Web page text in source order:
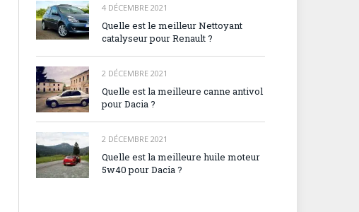
4 DÉCEMBRE 2021
Quelle est le meilleur Nettoyant
catalyseur pour Renault ?
2 DÉCEMBRE 2021
Quelle est la meilleure canne antivol
pour Dacia ?
2 DÉCEMBRE 2021
Quelle est la meilleure huile moteur
5w40 pour Dacia ?